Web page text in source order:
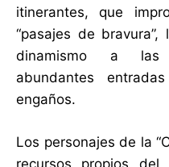
itinerantes, que
“pasajes de
dinamismo a las
abundantes
engaños.
Los personajes de la